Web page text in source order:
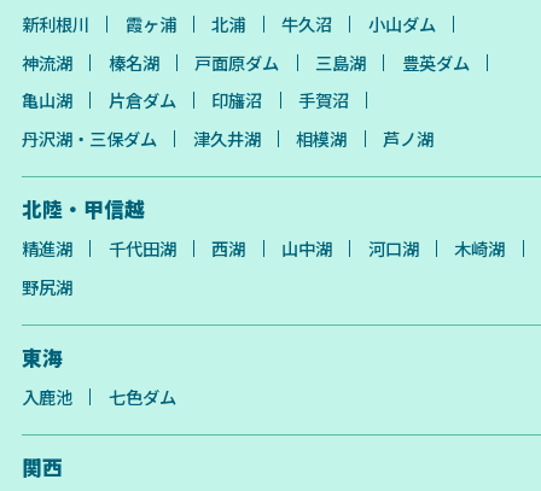
新利根川 霞ヶ浦 北浦 牛久沼
小山ダム
神流湖
榛名湖 戸面原ダム 三島湖
豊英ダム
亀山湖
片倉ダム 印旛沼
手賀沼
丹沢湖・三保ダム
津久井湖 相模湖 芦ノ湖
北陸・甲信越
精進湖 千代田湖 西湖 山中湖 河口湖
木崎湖
野尻湖
東海
入鹿池 七色ダム
関西